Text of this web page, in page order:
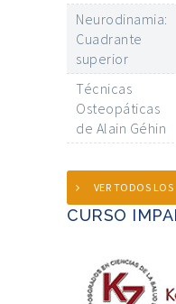
Neurodinamia:
Cuadrante
superior
Técnicas
Osteopáticas
de Alain Géhin
VER TODOS LOS
CURSO